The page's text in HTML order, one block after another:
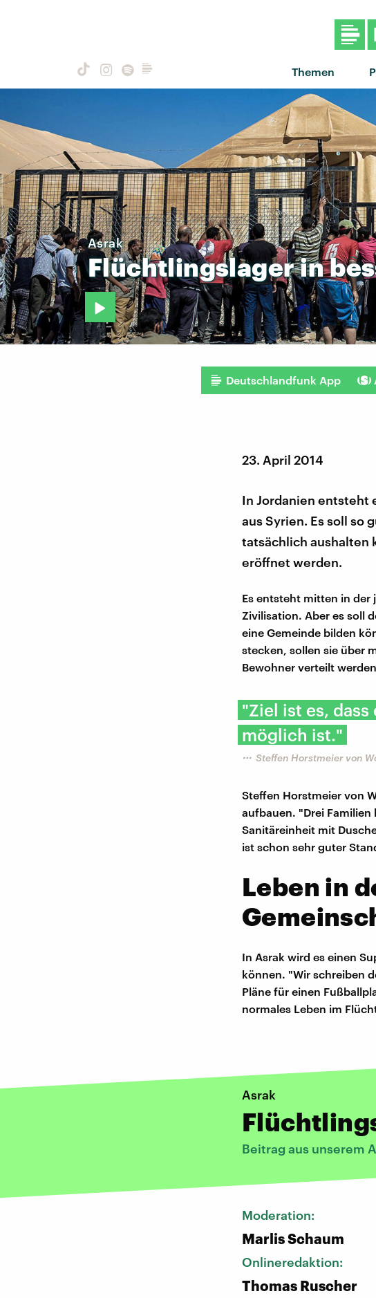
Themen
Asrak
Flüchtlingslagerin
Deutschlandfunk App
23. April 2014
In Jordanien entsteht
aus Syrien. Es soll so
tatsächlich aushalten
eröffnet werden.
Es entsteht mitten in
Zivilisation. Aber es soll
eine Gemeinde bilden
stecken, sollen sie über
Bewohner verteilt
"Ziel ist es,
möglich ist."
Steffen Horstmeier von
Steffen Horstmeier von
aufbauen. "Drei
Sanitäreinheit mit
ist schon sehr guter
Leben in
In Asrak wird es einen
können. "Wir schreiben
Pläne für einen
normales Leben im
Asrak
Beitrag aus unserem
Moderation:
Marlis Schaum
Onlineredaktion:
Thomas Ruscher